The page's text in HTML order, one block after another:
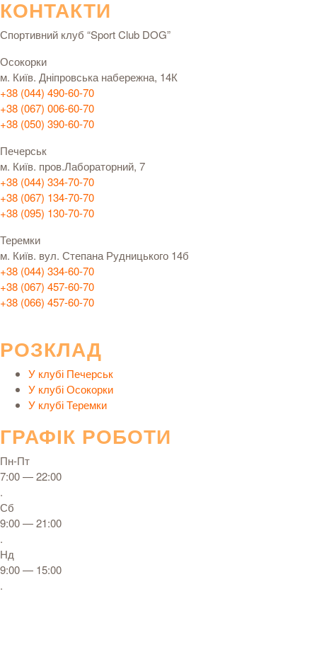
КОНТАКТИ
Спортивний клуб “Sport Club DOG”
Осокорки
м. Київ. Дніпровська набережна, 14К
+38 (044) 490-60-70
+38 (067) 006-60-70
+38 (050) 390-60-70
Печерськ
м. Київ. пров.Лабораторний, 7
+38 (044) 334-70-70
+38 (067) 134-70-70
+38 (095) 130-70-70
Теремки
м. Київ. вул. Степана Рудницького 14б
+38 (044) 334-60-70
+38 (067) 457-60-70
+38 (066) 457-60-70
РОЗКЛАД
У клубі Печерськ
У клубі Осокорки
У клубі Теремки
ГРАФІК РОБОТИ
Пн-Пт
7:00 — 22:00
.
Сб
9:00 — 21:00
.
Нд
9:00 — 15:00
.